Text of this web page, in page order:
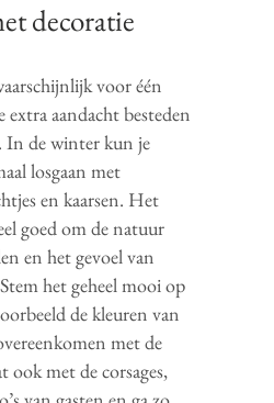
decoratie
voor één
extra aandacht besteden
In de winter kun je
losgaan met
en kaarsen. Het
goed om de natuur
en het gevoel van
het geheel mooi op
de kleuren van
met de
ook met de corsages,